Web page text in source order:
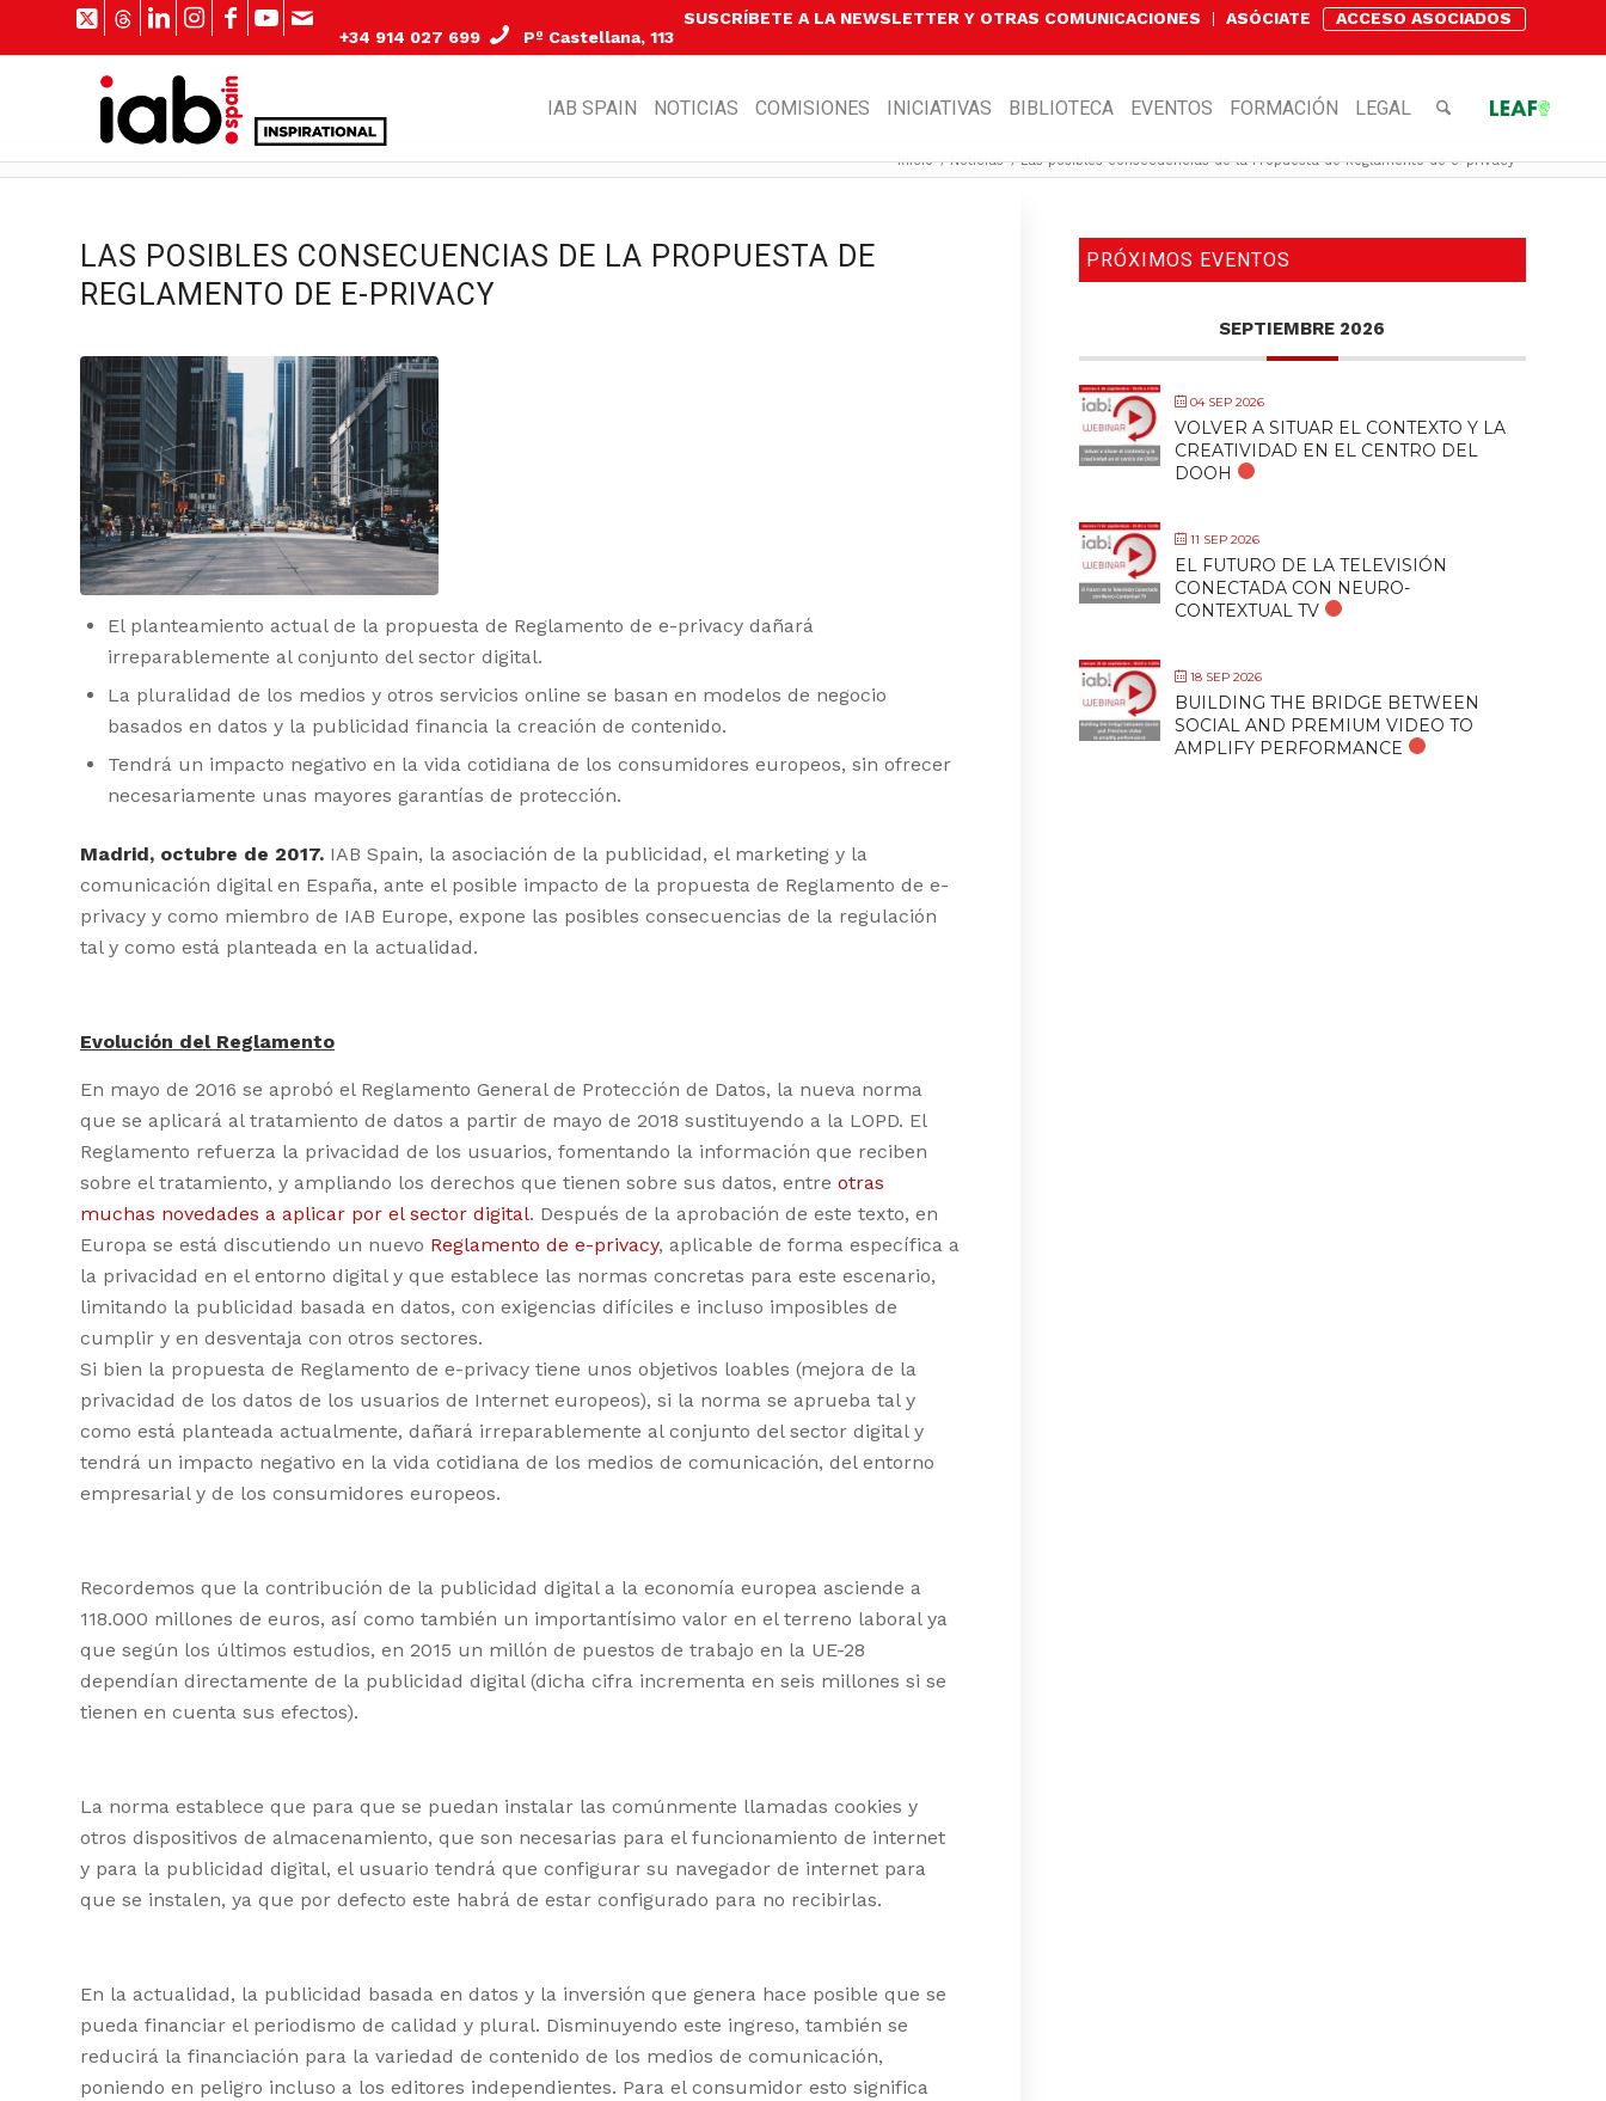
SUSCRÍBETE A LA NEWSLETTER Y OTRAS COMUNICACIONES ASÓCIATE
ACCESO ASOCIADOS
+34 914 027 699
Pº Castellana, 113
IAB SPAIN NOTICIAS COMISIONES INICIATIVAS BIBLIOTECA EVENTOS FORMACIÓN LEGAL
Inicio / Noticias / Las posibles consecuencias de la Propuesta de Reglamento de e-privacy
LAS POSIBLES CONSECUENCIAS DE LA PROPUESTA DE
REGLAMENTO DE E-PRIVACY
El planteamiento actual de la propuesta de Reglamento de e-privacy dañará
irreparablemente al conjunto del sector digital.
La pluralidad de los medios y otros servicios online se basan en modelos de negocio
basados en datos y la publicidad financia la creación de contenido.
Tendrá un impacto negativo en la vida cotidiana de los consumidores europeos, sin ofrecer
necesariamente unas mayores garantías de protección.
Madrid, octubre de 2017. IAB Spain, la asociación de la publicidad, el marketing y la
comunicación digital en España, ante el posible impacto de la propuesta de Reglamento de e-
privacy y como miembro de IAB Europe, expone las posibles consecuencias de la regulación
tal y como está planteada en la actualidad.
Evolución del Reglamento
En mayo de 2016 se aprobó el Reglamento General de Protección de Datos, la nueva norma
que se aplicará al tratamiento de datos a partir de mayo de 2018 sustituyendo a la LOPD. El
Reglamento refuerza la privacidad de los usuarios, fomentando la información que reciben
sobre el tratamiento, y ampliando los derechos que tienen sobre sus datos, entre otras
muchas novedades a aplicar por el sector digital. Después de la aprobación de este texto, en
Europa se está discutiendo un nuevo Reglamento de e-privacy, aplicable de forma específica a
la privacidad en el entorno digital y que establece las normas concretas para este escenario,
limitando la publicidad basada en datos, con exigencias difíciles e incluso imposibles de
cumplir y en desventaja con otros sectores.
Si bien la propuesta de Reglamento de e-privacy tiene unos objetivos loables (mejora de la
privacidad de los datos de los usuarios de Internet europeos), si la norma se aprueba tal y
como está planteada actualmente, dañará irreparablemente al conjunto del sector digital y
tendrá un impacto negativo en la vida cotidiana de los medios de comunicación, del entorno
empresarial y de los consumidores europeos.
Recordemos que la contribución de la publicidad digital a la economía europea asciende a
118.000 millones de euros, así como también un importantísimo valor en el terreno laboral ya
que según los últimos estudios, en 2015 un millón de puestos de trabajo en la UE-28
dependían directamente de la publicidad digital (dicha cifra incrementa en seis millones si se
tienen en cuenta sus efectos).
La norma establece que para que se puedan instalar las comúnmente llamadas cookies y
otros dispositivos de almacenamiento, que son necesarias para el funcionamiento de internet
y para la publicidad digital, el usuario tendrá que configurar su navegador de internet para
que se instalen, ya que por defecto este habrá de estar configurado para no recibirlas.
En la actualidad, la publicidad basada en datos y la inversión que genera hace posible que se
pueda financiar el periodismo de calidad y plural. Disminuyendo este ingreso, también se
reducirá la financiación para la variedad de contenido de los medios de comunicación,
poniendo en peligro incluso a los editores independientes. Para el consumidor esto significa
PRÓXIMOS EVENTOS
SEPTIEMBRE 2026
04 SEP 2026
VOLVER A SITUAR EL CONTEXTO Y LA
CREATIVIDAD EN EL CENTRO DEL
DOOH
11 SEP 2026
EL FUTURO DE LA TELEVISIÓN
CONECTADA CON NEURO-
CONTEXTUAL TV
18 SEP 2026
BUILDING THE BRIDGE BETWEEN
SOCIAL AND PREMIUM VIDEO TO
AMPLIFY PERFORMANCE